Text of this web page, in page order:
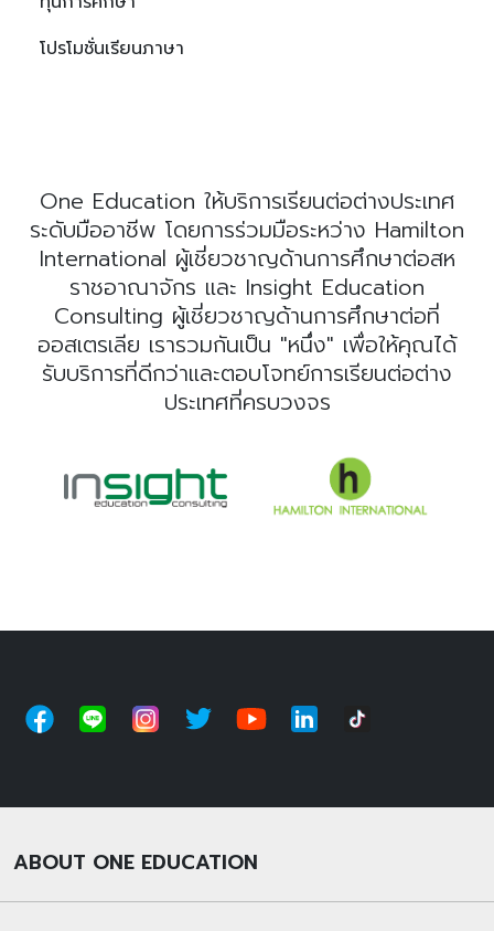
โปรโมชั่นเรียนภาษา
One Education ให้บริการเรียนต่อต่างประเทศ
ระดับมืออาชีพ โดยการร่วมมือระหว่าง Hamilton
International ผู้เชี่ยวชาญด้านการศึกษาต่อสห
ราชอาณาจักร และ Insight Education
Consulting ผู้เชี่ยวชาญด้านการศึกษาต่อที่
ออสเตรเลีย เรารวมกันเป็น "หนึ่ง" เพื่อให้คุณได้
รับบริการที่ดีกว่าและตอบโจทย์การเรียนต่อต่าง
ประเทศที่ครบวงจร
ABOUT ONE EDUCATION